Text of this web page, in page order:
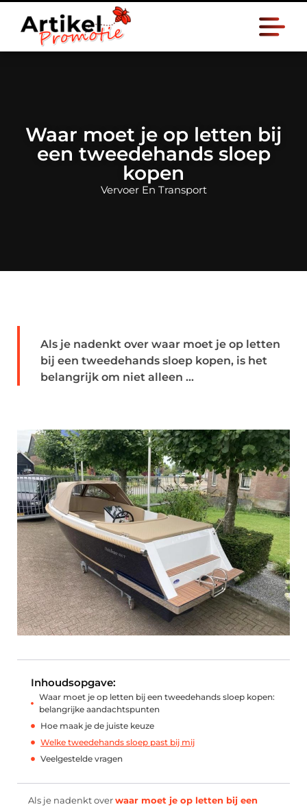
Waar moet je op letten bij
een tweedehands sloep
kopen
Vervoer En Transport
Als je nadenkt over waar moet je op letten
bij een tweedehands sloep kopen, is het
belangrijk om niet alleen ...
Inhoudsopgave:
Waar moet je op letten bij een tweedehands sloep kopen:
belangrijke aandachtspunten
Hoe maak je de juiste keuze
Welke tweedehands sloep past bij mij
Veelgestelde vragen
Als je nadenkt over waar moet je op letten bij een